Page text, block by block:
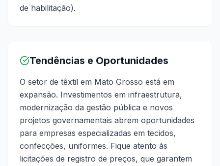
de habilitação).
Tendências e Oportunidades
O setor de têxtil em Mato Grosso está em
expansão. Investimentos em infraestrutura,
modernização da gestão pública e novos
projetos governamentais abrem oportunidades
para empresas especializadas em tecidos,
confecções, uniformes. Fique atento às
licitações de registro de preços, que garantem